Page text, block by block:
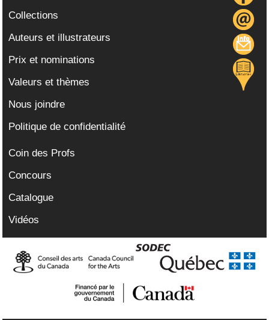
Collections
Auteurs et illustrateurs
Prix et nominations
Valeurs et thèmes
Nous joindre
Politique de confidentialité
Coin des Profs
Concours
Catalogue
Vidéos